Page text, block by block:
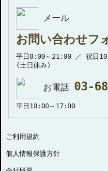
メール
お問い合わせフ
平日8:00～21:00 ／ 祝日
(土日休み)
お電話 03-
平日10:00～17:00
ご利用規約
個人情報保護方針